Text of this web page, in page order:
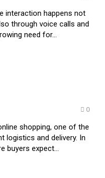
interaction happens not
through voice calls and
need for…
0
shopping, one of the
logistics and delivery. In
buyers expect…